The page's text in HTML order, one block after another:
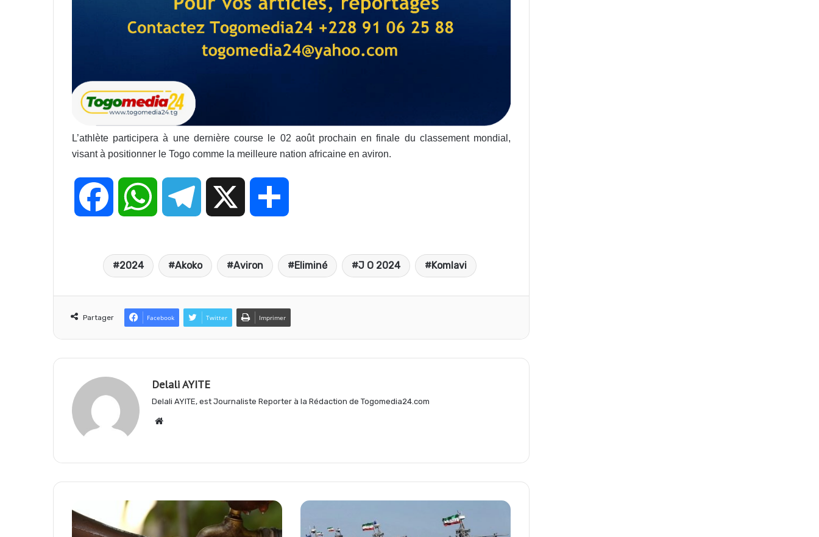
L’athlète participera à une dernière course le 02 août prochain en finale du classement mondial,
visant à positionner le Togo comme la meilleure nation africaine en aviron.
c
o
a
t
A
e
r
r
t
2024 Akoko Aviron Eliminé J O 2024 Komlavi
Partager Facebook Twitter Imprimer
Delali AYITE
Delali AYITE, est Journaliste Reporter à la Rédaction de Togomedia24.com
Website